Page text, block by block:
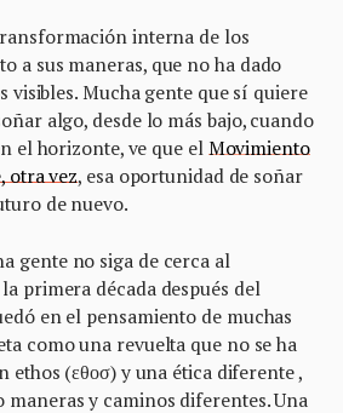
interna de los
a sus maneras, que no ha dado
visibles. Mucha gente que sí quiere
algo, desde lo más bajo, cuando
el horizonte, ve que el Movimiento
otra vez, esa oportunidad de soñar
de nuevo.
gente no siga de cerca al
primera década después del
en el pensamiento de muchas
como una revuelta que no se ha
ethos (εθοσ) y una ética diferente ,
maneras y caminos diferentes. Una